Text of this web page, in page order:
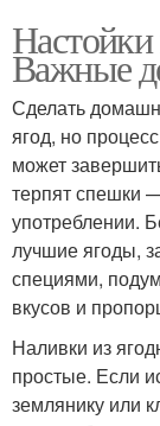
Настойки
Важные
Сделать
ягод, но
может
терпят спешки
употреблении.
лучшие ягоды,
специями,
вкусов и
Наливки из
простые. Если
землянику или